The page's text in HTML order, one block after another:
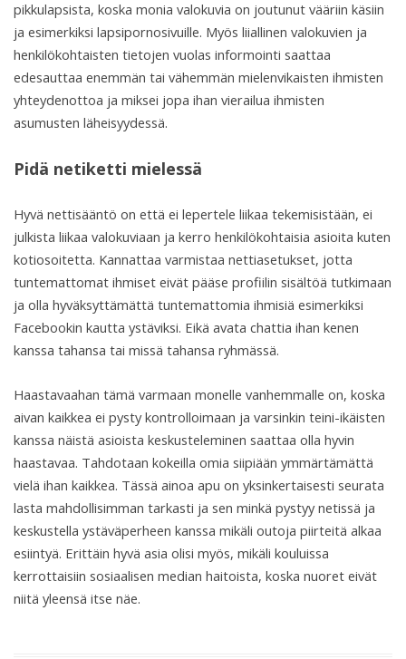
pikkulapsista, koska monia valokuvia on joutunut vääriin käsiin
ja esimerkiksi lapsipornosivuille. Myös liiallinen valokuvien ja
henkilökohtaisten tietojen vuolas informointi saattaa
edesauttaa enemmän tai vähemmän mielenvikaisten ihmisten
yhteydenottoa ja miksei jopa ihan vierailua ihmisten
asumusten läheisyydessä.
Pidä netiketti mielessä
Hyvä nettisääntö on että ei lepertele liikaa tekemisistään, ei
julkista liikaa valokuviaan ja kerro henkilökohtaisia asioita kuten
kotiosoitetta. Kannattaa varmistaa nettiasetukset, jotta
tuntemattomat ihmiset eivät pääse profiilin sisältöä tutkimaan
ja olla hyväksyttämättä tuntemattomia ihmisiä esimerkiksi
Facebookin kautta ystäviksi. Eikä avata chattia ihan kenen
kanssa tahansa tai missä tahansa ryhmässä.
Haastavaahan tämä varmaan monelle vanhemmalle on, koska
aivan kaikkea ei pysty kontrolloimaan ja varsinkin teini-ikäisten
kanssa näistä asioista keskusteleminen saattaa olla hyvin
haastavaa. Tahdotaan kokeilla omia siipiään ymmärtämättä
vielä ihan kaikkea. Tässä ainoa apu on yksinkertaisesti seurata
lasta mahdollisimman tarkasti ja sen minkä pystyy netissä ja
keskustella ystäväperheen kanssa mikäli outoja piirteitä alkaa
esiintyä. Erittäin hyvä asia olisi myös, mikäli kouluissa
kerrottaisiin sosiaalisen median haitoista, koska nuoret eivät
niitä yleensä itse näe.